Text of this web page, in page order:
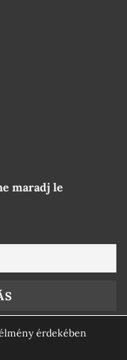
maradj le
érdekében